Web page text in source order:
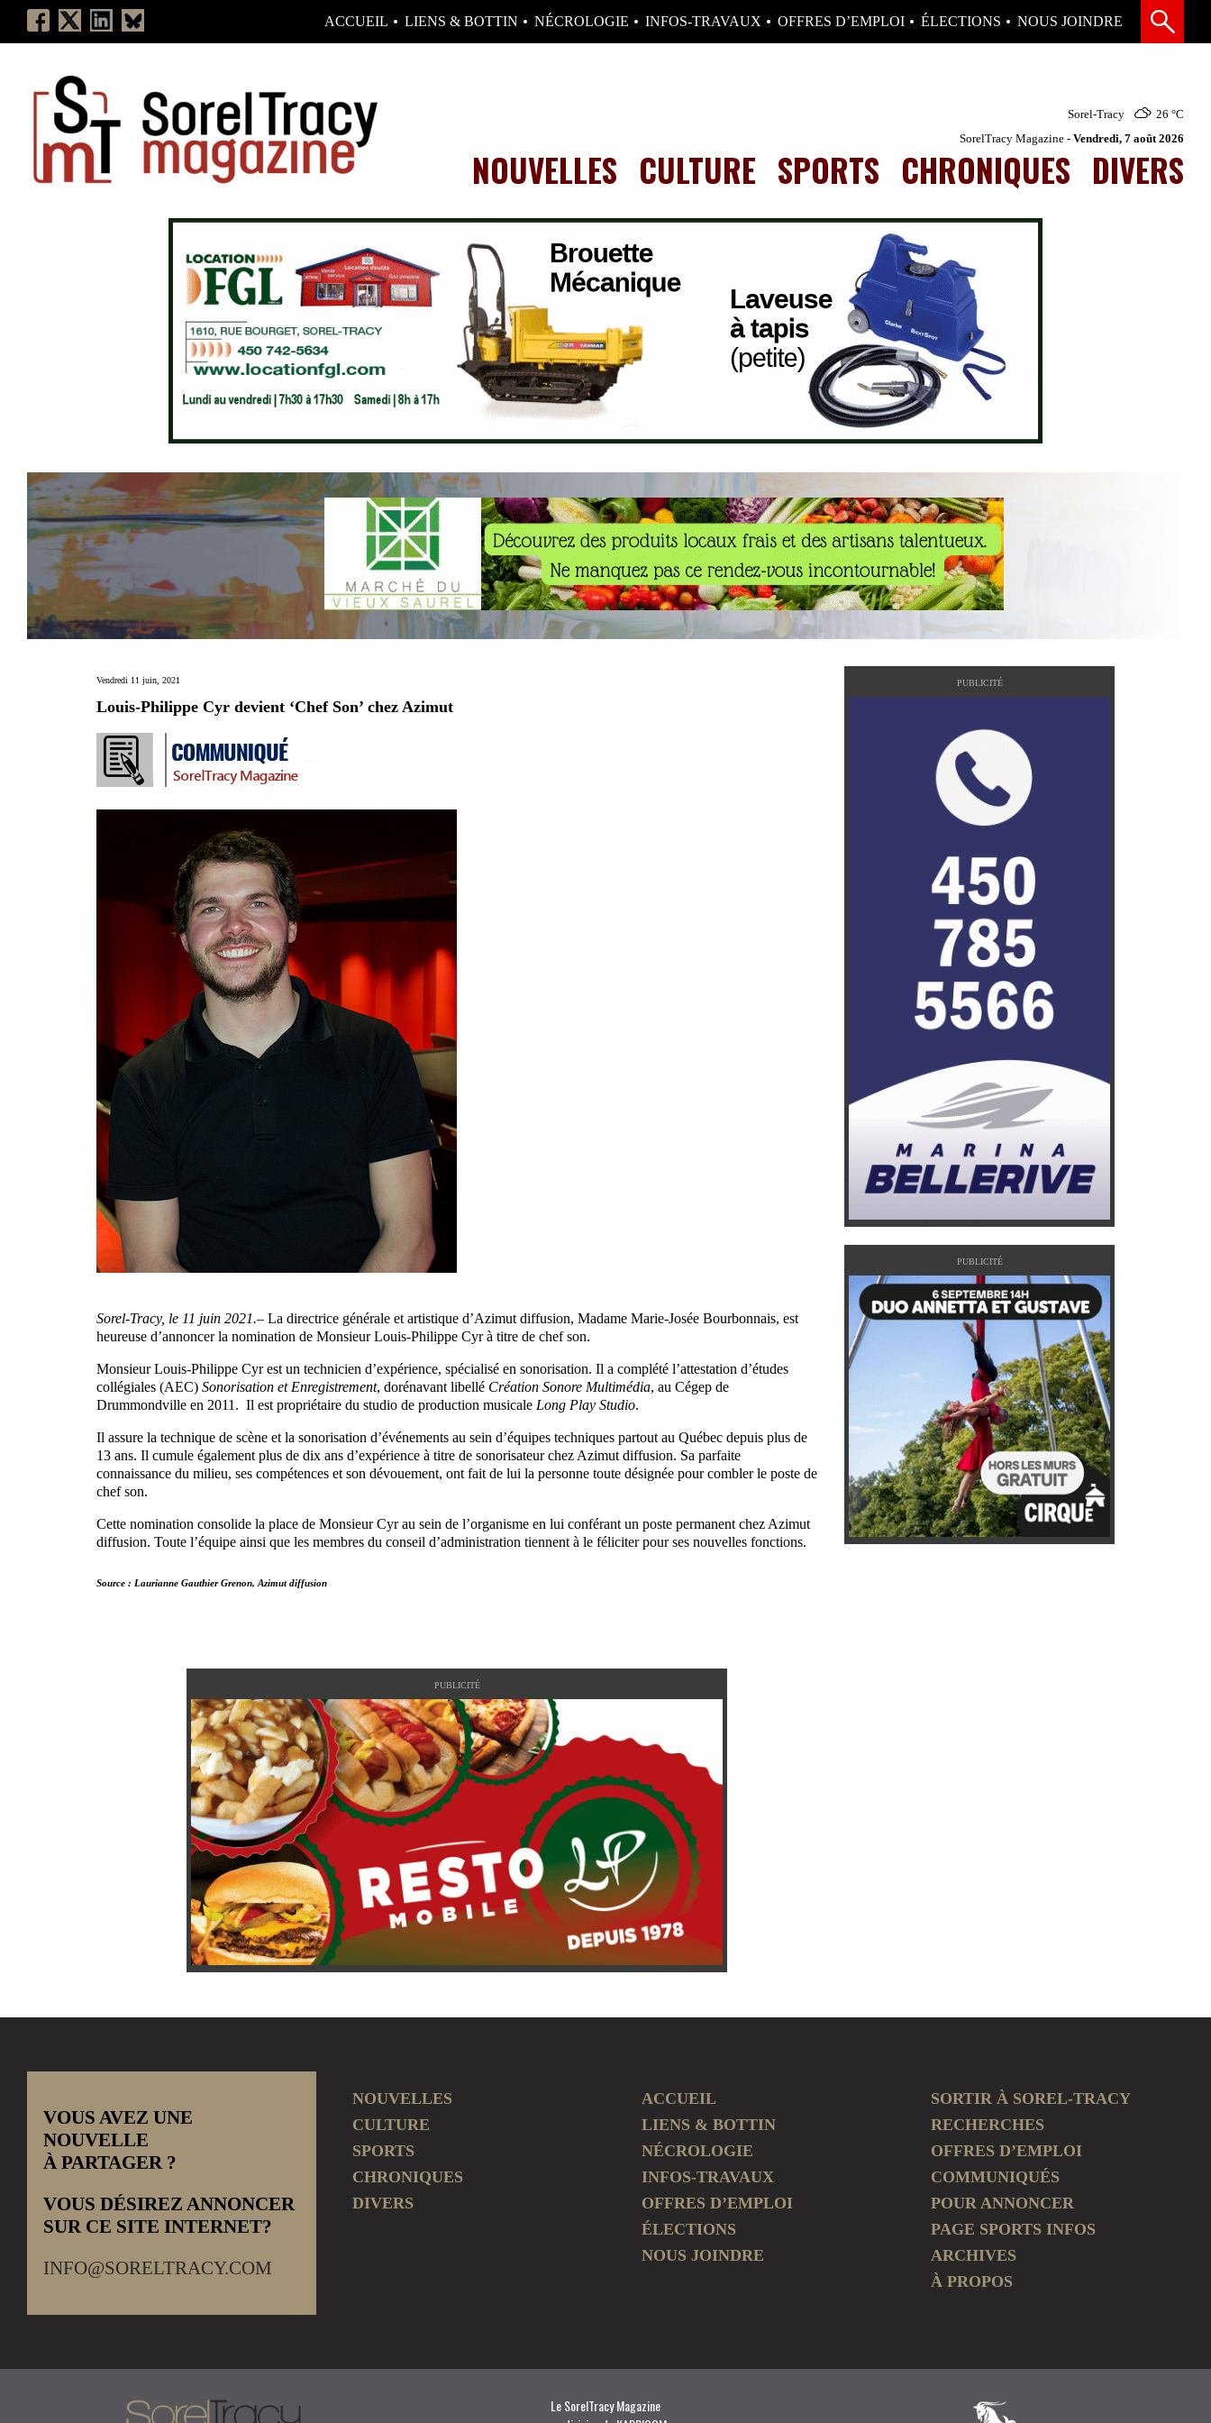
ACCUEIL LIENS & BOTTIN NÉCROLOGIE INFOS-TRAVAUX OFFRES D’EMPLOI ÉLECTIONS NOUS JOINDRE
Sorel-Tracy 26 °C
SorelTracy Magazine - Vendredi, 7 août 2026
NOUVELLES CULTURE SPORTS CHRONIQUES DIVERS
Vendredi 11 juin, 2021
Louis-Philippe Cyr devient ‘Chef Son’ chez Azimut
Sorel-Tracy, le 11 juin 2021.– La directrice générale et artistique d’Azimut diffusion, Madame Marie-Josée Bourbonnais, est
heureuse d’annoncer la nomination de Monsieur Louis-Philippe Cyr à titre de chef son.
Monsieur Louis-Philippe Cyr est un technicien d’expérience, spécialisé en sonorisation. Il a complété l’attestation d’études
collégiales (AEC) Sonorisation et Enregistrement, dorénavant libellé Création Sonore Multimédia, au Cégep de
Drummondville en 2011. Il est propriétaire du studio de production musicale Long Play Studio.
Il assure la technique de scène et la sonorisation d’événements au sein d’équipes techniques partout au Québec depuis plus de
13 ans. Il cumule également plus de dix ans d’expérience à titre de sonorisateur chez Azimut diffusion. Sa parfaite
connaissance du milieu, ses compétences et son dévouement, ont fait de lui la personne toute désignée pour combler le poste de
chef son.
Cette nomination consolide la place de Monsieur Cyr au sein de l’organisme en lui conférant un poste permanent chez Azimut
diffusion. Toute l’équipe ainsi que les membres du conseil d’administration tiennent à le féliciter pour ses nouvelles fonctions.
Source : Laurianne Gauthier Grenon, Azimut diffusion
PUBLICITÉ
PUBLICITÉ
PUBLICITÉ
VOUS AVEZ UNE
NOUVELLE
À PARTAGER ?
VOUS DÉSIREZ ANNONCER
SUR CE SITE INTERNET?
INFO@SORELTRACY.COM
NOUVELLES
CULTURE
SPORTS
CHRONIQUES
DIVERS
ACCUEIL
LIENS & BOTTIN
NÉCROLOGIE
INFOS-TRAVAUX
OFFRES D’EMPLOI
ÉLECTIONS
NOUS JOINDRE
SORTIR À SOREL-TRACY
RECHERCHES
OFFRES D’EMPLOI
COMMUNIQUÉS
POUR ANNONCER
PAGE SPORTS INFOS
ARCHIVES
À PROPOS
Le SorelTracy Magazine